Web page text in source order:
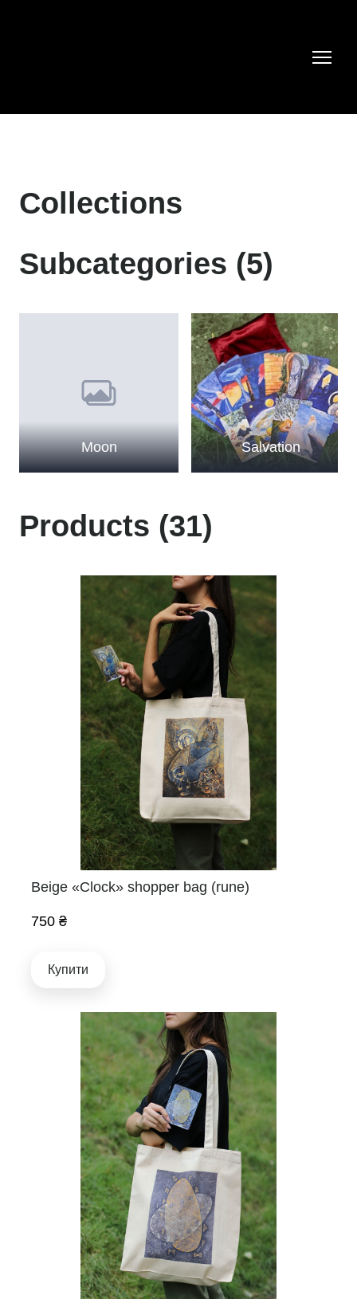
Collections
Subcategories (5)
Moon Salvation
Products (31)
Beige «Clock» shopper bag (rune)
750 ₴
Купити